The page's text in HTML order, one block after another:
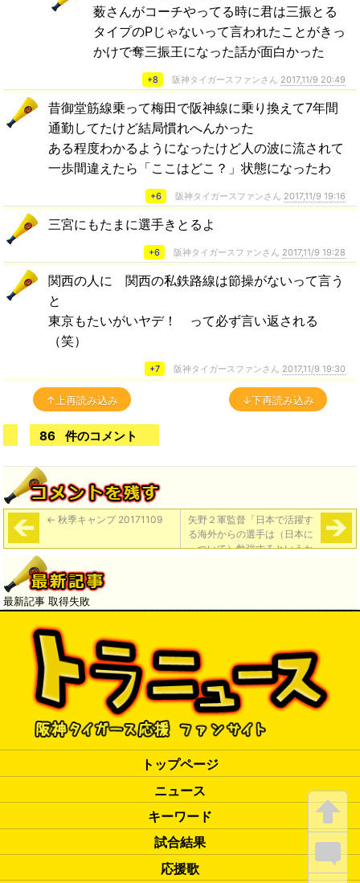
薮さんがコーチやってる時に君は三振とる
タイプのPじゃないって言われたことがきっ
かけで奪三振王になった話が面白かった
+8 阪神タイガースファンさん 2017,11/9 20:49
昔御堂筋線乗って梅田で阪神線に乗り換えて7年間
通勤してたけど結局慣れへんかった
ある程度わかるようになったけど人の波に流されて
一歩間違えたら「ここはどこ？」状態になったわ
+6 阪神タイガースファンさん 2017,11/9 19:16
三宮にもたまに選手きとるよ
+6 阪神タイガースファンさん 2017,11/9 19:28
関西の人に 関西の私鉄路線は節操がないって言う
と
東京もたいがいヤデ！ って必ず言い返される
（笑）
+7 阪神タイガースファンさん 2017,11/9 19:30
↑上再読み込み ↓下再読み込み
86 件のコメント
← 秋季キャンプ 20171109
矢野２軍監督「日本で活躍す
る海外からの選手は（日本に
ついて）勉強するというか
最新記事 取得失敗
トップページ
ニュース
キーワード
試合結果
応援歌